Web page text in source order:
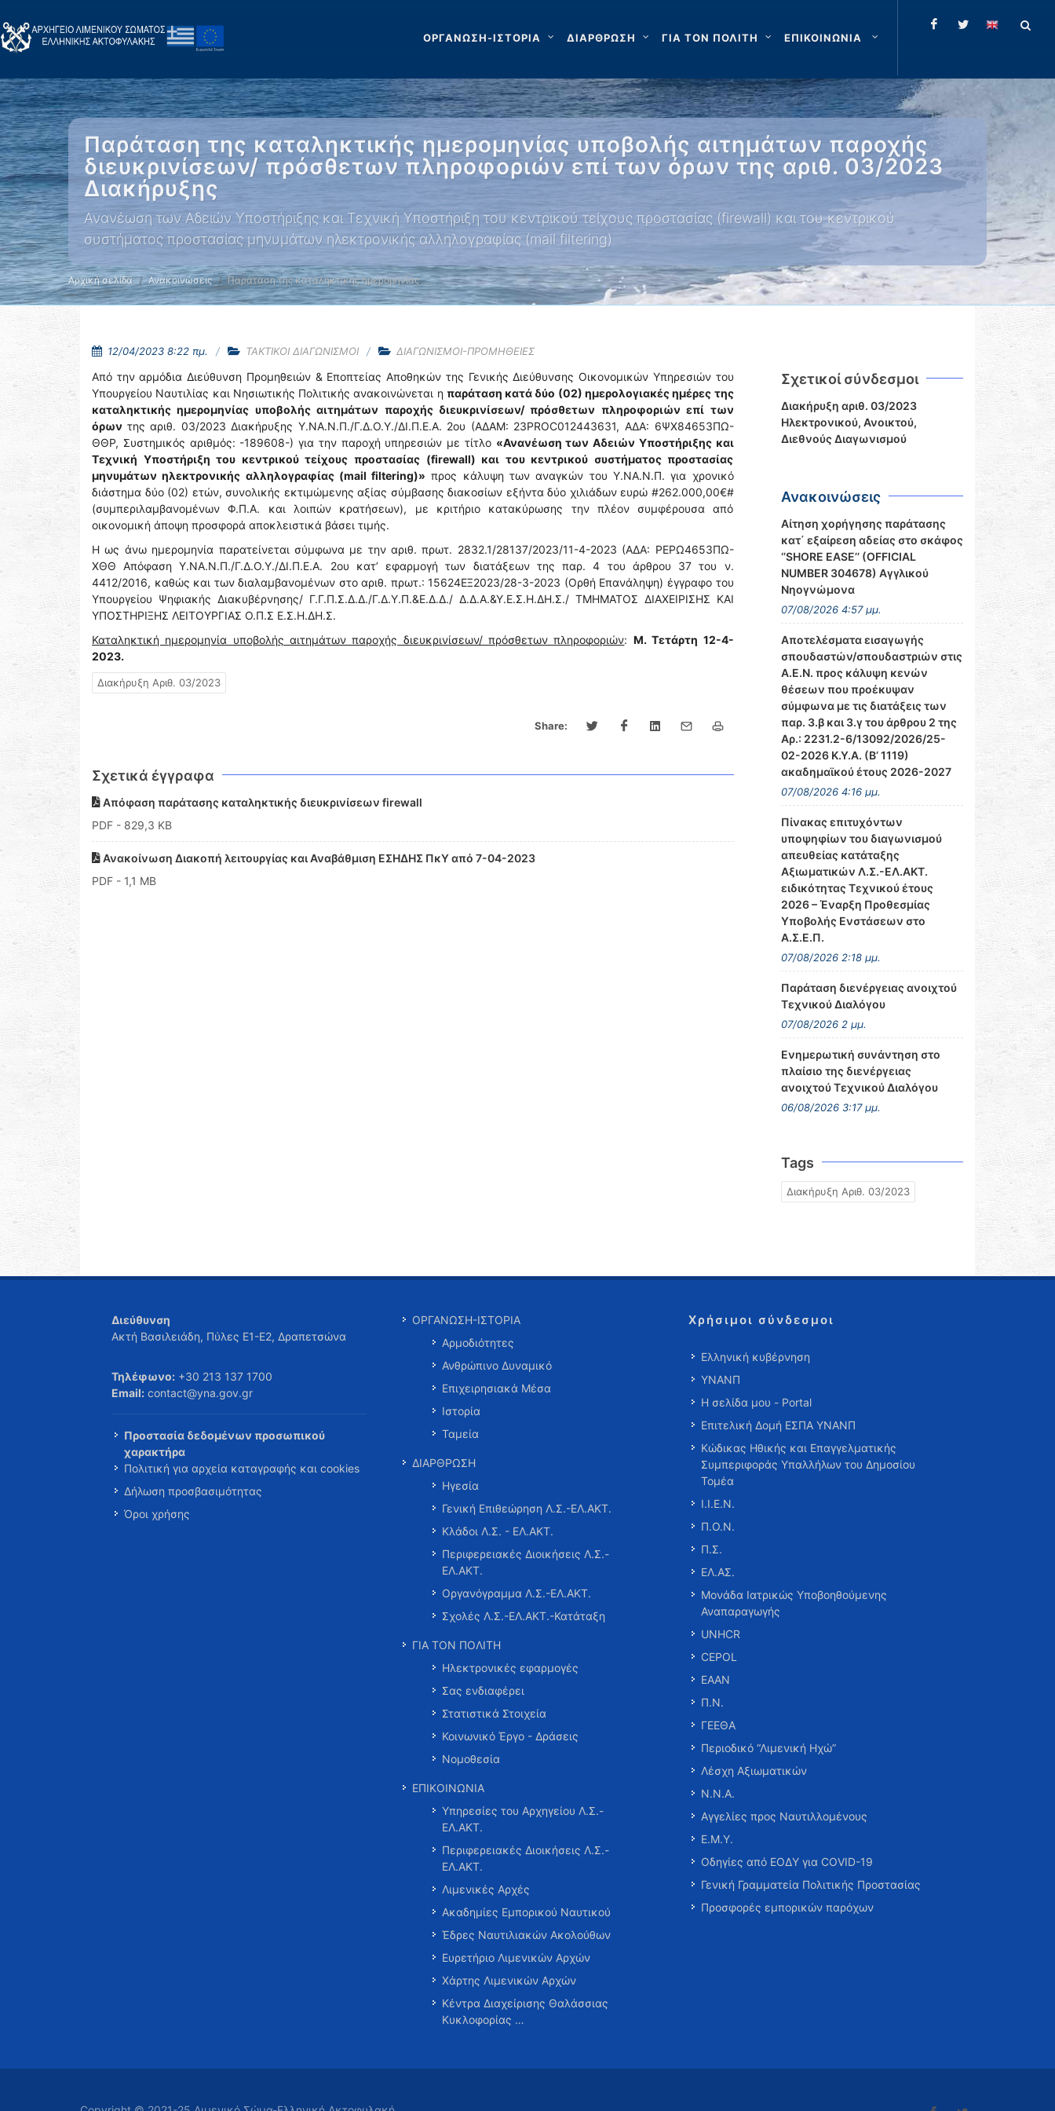
ΟΡΓΑΝΩΣΗ-ΙΣΤΟΡΙΑ ΔΙΑΡΘΡΩΣΗ ΓΙΑ ΤΟΝ ΠΟΛΙΤΗ ΕΠΙΚΟΙΝΩΝΙΑ
Παράταση της καταληκτικής ημερομηνίας υποβολής αιτημάτων παροχής
διευκρινίσεων/ πρόσθετων πληροφοριών επί των όρων της αριθ. 03/2023
Διακήρυξης
Ανανέωση των Αδειών Υποστήριξης και Τεχνική Υποστήριξη του κεντρικού τείχους προστασίας (firewall) και του κεντρικού
συστήματος προστασίας μηνυμάτων ηλεκτρονικής αλληλογραφίας (mail filtering)
Αρχική σελίδα Ανακοινώσεις Παράταση της καταληκτικής ημερομηνίας …
12/04/2023 8:22 πμ. ΤΑΚΤΙΚΟΙ ΔΙΑΓΩΝΙΣΜΟΙ ΔΙΑΓΩΝΙΣΜΟΙ-ΠΡΟΜΗΘΕΙΕΣ
Από την αρμόδια Διεύθυνση Προμηθειών & Εποπτείας Αποθηκών της Γενικής Διεύθυνσης Οικονομικών Υπηρεσιών του
Υπουργείου Ναυτιλίας και Νησιωτικής Πολιτικής ανακοινώνεται η παράταση κατά δύο (02) ημερολογιακές ημέρες της
καταληκτικής ημερομηνίας υποβολής αιτημάτων παροχής διευκρινίσεων/ πρόσθετων πληροφοριών επί των
όρων της αριθ. 03/2023 Διακήρυξης Υ.ΝΑ.Ν.Π./Γ.Δ.Ο.Υ./ΔΙ.Π.Ε.Α. 2ου (ΑΔΑΜ: 23PROC012443631, ΑΔΑ: 6ΨΧ84653ΠΩ-
ΘΘΡ, Συστημικός αριθμός: -189608-) για την παροχή υπηρεσιών με τίτλο «Ανανέωση των Αδειών Υποστήριξης και
Τεχνική Υποστήριξη του κεντρικού τείχους προστασίας (firewall) και του κεντρικού συστήματος προστασίας
μηνυμάτων ηλεκτρονικής αλληλογραφίας (mail filtering)» προς κάλυψη των αναγκών του Υ.ΝΑ.Ν.Π. για χρονικό
διάστημα δύο (02) ετών, συνολικής εκτιμώμενης αξίας σύμβασης διακοσίων εξήντα δύο χιλιάδων ευρώ #262.000,00€#
(συμπεριλαμβανομένων Φ.Π.Α. και λοιπών κρατήσεων), με κριτήριο κατακύρωσης την πλέον συμφέρουσα από
οικονομική άποψη προσφορά αποκλειστικά βάσει τιμής.
Η ως άνω ημερομηνία παρατείνεται σύμφωνα με την αριθ. πρωτ. 2832.1/28137/2023/11-4-2023 (ΑΔΑ: ΡΕΡΩ4653ΠΩ-
ΧΘΘ Απόφαση Υ.ΝΑ.Ν.Π./Γ.Δ.Ο.Υ./ΔΙ.Π.Ε.Α. 2ου κατ’ εφαρμογή των διατάξεων της παρ. 4 του άρθρου 37 του ν.
4412/2016, καθώς και των διαλαμβανομένων στο αριθ. πρωτ.: 15624ΕΞ2023/28-3-2023 (Ορθή Επανάληψη) έγγραφο του
Υπουργείου Ψηφιακής Διακυβέρνησης/ Γ.Γ.Π.Σ.Δ.Δ./Γ.Δ.Υ.Π.&Ε.Δ.Δ./ Δ.Δ.Α.&Υ.Ε.Σ.Η.ΔΗ.Σ./ ΤΜΗΜΑΤΟΣ ΔΙΑΧΕΙΡΙΣΗΣ ΚΑΙ
ΥΠΟΣΤΗΡΙΞΗΣ ΛΕΙΤΟΥΡΓΙΑΣ Ο.Π.Σ Ε.Σ.Η.ΔΗ.Σ.
Καταληκτική ημερομηνία υποβολής αιτημάτων παροχής διευκρινίσεων/ πρόσθετων πληροφοριών: Μ. Τετάρτη 12-4-
2023.
Διακήρυξη Αριθ. 03/2023
Share:
Σχετικά έγγραφα
Απόφαση παράτασης καταληκτικής διευκρινίσεων firewall
PDF - 829,3 KB
Ανακοίνωση Διακοπή λειτουργίας και Αναβάθμιση ΕΣΗΔΗΣ ΠκΥ από 7-04-2023
PDF - 1,1 MB
Σχετικοί σύνδεσμοι
Διακήρυξη αριθ. 03/2023
Ηλεκτρονικού, Ανοικτού,
Διεθνούς Διαγωνισμού
Ανακοινώσεις
Αίτηση χορήγησης παράτασης
κατ΄ εξαίρεση αδείας στο σκάφος
‘’SHORE EASE’’ (OFFICIAL
NUMBER 304678) Αγγλικού
Νηογνώμονα
07/08/2026 4:57 μμ.
Αποτελέσματα εισαγωγής
σπουδαστών/σπουδαστριών στις
Α.Ε.Ν. προς κάλυψη κενών
θέσεων που προέκυψαν
σύμφωνα με τις διατάξεις των
παρ. 3.β και 3.γ του άρθρου 2 της
Αρ.: 2231.2-6/13092/2026/25-
02-2026 Κ.Υ.Α. (Β’ 1119)
ακαδημαϊκού έτους 2026-2027
07/08/2026 4:16 μμ.
Πίνακας επιτυχόντων
υποψηφίων του διαγωνισμού
απευθείας κατάταξης
Αξιωματικών Λ.Σ.-ΕΛ.ΑΚΤ.
ειδικότητας Τεχνικού έτους
2026 – Έναρξη Προθεσμίας
Υποβολής Ενστάσεων στο
Α.Σ.Ε.Π.
07/08/2026 2:18 μμ.
Παράταση διενέργειας ανοιχτού
Τεχνικού Διαλόγου
07/08/2026 2 μμ.
Ενημερωτική συνάντηση στο
πλαίσιο της διενέργειας
ανοιχτού Τεχνικού Διαλόγου
06/08/2026 3:17 μμ.
Tags
Διακήρυξη Αριθ. 03/2023
Διεύθυνση
Ακτή Βασιλειάδη, Πύλες Ε1-Ε2, Δραπετσώνα
Τηλέφωνο: +30 213 137 1700
Email: contact@yna.gov.gr
Προστασία δεδομένων προσωπικού
χαρακτήρα
Πολιτική για αρχεία καταγραφής και cookies
Δήλωση προσβασιμότητας
Όροι χρήσης
ΟΡΓΑΝΩΣΗ-ΙΣΤΟΡΙΑ
Αρμοδιότητες
Ανθρώπινο Δυναμικό
Επιχειρησιακά Μέσα
Ιστορία
Ταμεία
ΔΙΑΡΘΡΩΣΗ
Ηγεσία
Γενική Επιθεώρηση Λ.Σ.-ΕΛ.ΑΚΤ.
Κλάδοι Λ.Σ. - ΕΛ.ΑΚΤ.
Περιφερειακές Διοικήσεις Λ.Σ.-
ΕΛ.ΑΚΤ.
Οργανόγραμμα Λ.Σ.-ΕΛ.ΑΚΤ.
Σχολές Λ.Σ.-ΕΛ.ΑΚΤ.-Κατάταξη
ΓΙΑ ΤΟΝ ΠΟΛΙΤΗ
Ηλεκτρονικές εφαρμογές
Σας ενδιαφέρει
Στατιστικά Στοιχεία
Κοινωνικό Έργο - Δράσεις
Νομοθεσία
ΕΠΙΚΟΙΝΩΝΙΑ
Υπηρεσίες του Αρχηγείου Λ.Σ.-
ΕΛ.ΑΚΤ.
Περιφερειακές Διοικήσεις Λ.Σ.-
ΕΛ.ΑΚΤ.
Λιμενικές Αρχές
Ακαδημίες Εμπορικού Ναυτικού
Έδρες Ναυτιλιακών Ακολούθων
Ευρετήριο Λιμενικών Αρχών
Χάρτης Λιμενικών Αρχών
Κέντρα Διαχείρισης Θαλάσσιας
Κυκλοφορίας …
Χρήσιμοι σύνδεσμοι
Ελληνική κυβέρνηση
ΥΝΑΝΠ
Η σελίδα μου - Portal
Επιτελική Δομή ΕΣΠΑ ΥΝΑΝΠ
Κώδικας Ηθικής και Επαγγελματικής
Συμπεριφοράς Υπαλλήλων του Δημοσίου
Τομέα
Ι.Ι.Ε.Ν.
Π.Ο.Ν.
Π.Σ.
ΕΛ.ΑΣ.
Μονάδα Ιατρικώς Υποβοηθούμενης
Αναπαραγωγής
UNHCR
CEPOL
ΕΑΑΝ
Π.Ν.
ΓΕΕΘΑ
Περιοδικό “Λιμενική Ηχώ”
Λέσχη Αξιωματικών
Ν.Ν.Α.
Αγγελίες προς Ναυτιλλομένους
Ε.Μ.Υ.
Οδηγίες από ΕΟΔΥ για COVID-19
Γενική Γραμματεία Πολιτικής Προστασίας
Προσφορές εμπορικών παρόχων